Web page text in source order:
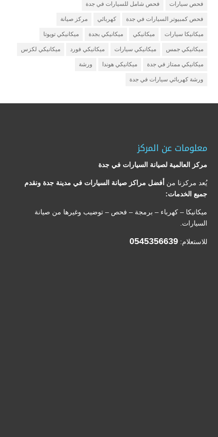
فحص سيارات فحص شامل للسيارات في جدة
فحص كمبيوتر السيارات في جدة كهربائي مركز صيانة
ميكانيكا سيارات ميكانيكي ميكانيكي بجدة ميكانيكي تويوتا
ميكانيكي جمس ميكانيكي سيارات ميكانيكي فورد ميكانيكي لكزس
ميكانيكي ممتاز في جدة ميكانيكي هوندا ورشة
ورشة كهربائي سيارات في جدة
معلومات عن المركز
مركز العالمية لصيانة السيارات في جدة
يُعد مركزنا من أفضل مراكز صيانة السيارات في مدينة جدة ونقدم
جميع الخدمات:
ميكانيكا – كهرباء – برمجة – فحص – توضيب وغيرها من صيانة
السيارات.
للاستعلام: 0545356639